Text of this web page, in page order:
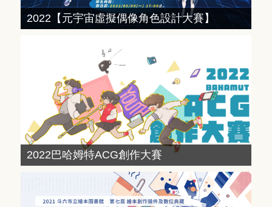
2022【元宇宙虛擬偶像角色設計大賽】
2022巴哈姆特ACG創作大賽